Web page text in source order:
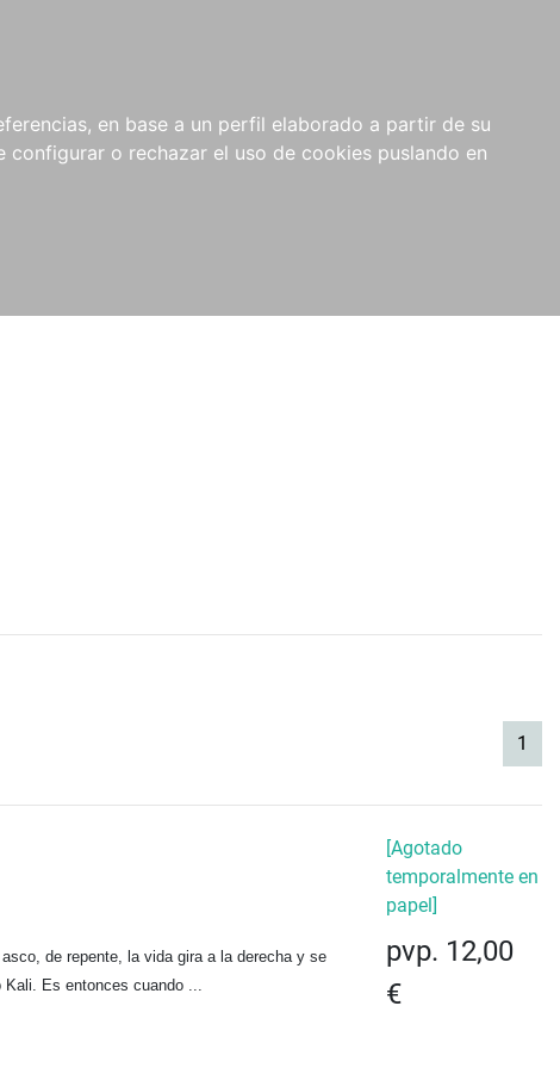
en base a un perfil elaborado a partir de su
configurar o rechazar el uso de cookies puslando en
1
de repente, la vida gira a la derecha y se
Es entonces cuando ...
[Agotado
temporalmente en
papel]
pvp. 12,00
€